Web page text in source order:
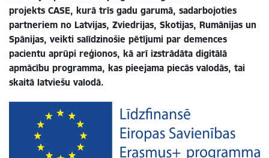
projekts CASE, kurā trīs gadu garumā, sadarbojoties
partneriem no Latvijas, Zviedrijas, Skotijas, Rumānijas un
Spānijas, veikti salīdzinošie pētījumi par demences
pacientu aprūpi reģionos, kā arī izstrādāta digitālā
apmācību programma, kas pieejama piecās valodās, tai
skaitā latviešu valodā.